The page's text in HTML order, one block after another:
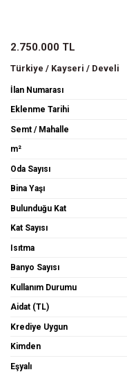
2.750.000 TL
Türkiye / Kayseri / Develi
İlan Numarası
Eklenme Tarihi
Semt / Mahalle
m²
Oda Sayısı
Bina Yaşı
Bulunduğu Kat
Kat Sayısı
Isıtma
Banyo Sayısı
Kullanım Durumu
Aidat (TL)
Krediye Uygun
Kimden
Eşyalı